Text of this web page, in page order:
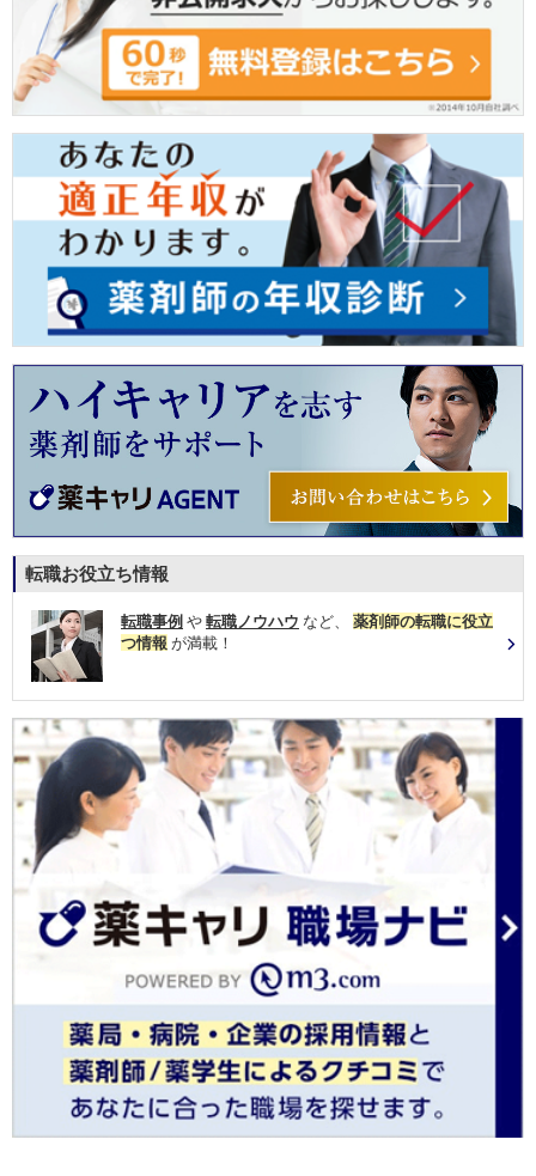
転職お役立ち情報
転職事例 や 転職ノウハウ など、 薬剤師の転職に役立
つ情報 が満載！